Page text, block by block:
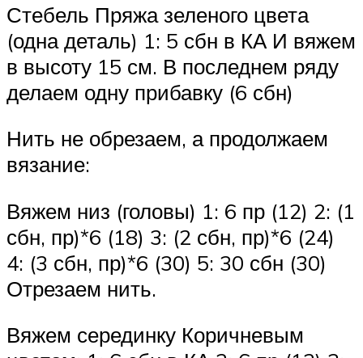
Стебель Пряжа зеленого цвета
(одна деталь) 1: 5 сбн в КА И вяжем
в высоту 15 см. В последнем ряду
делаем одну прибавку (6 сбн)
Нить не обрезаем, а продолжаем
вязание:
Вяжем низ (головы) 1: 6 пр (12) 2: (1
сбн, пр)*6 (18) 3: (2 сбн, пр)*6 (24)
4: (3 сбн, пр)*6 (30) 5: 30 сбн (30)
Отрезаем нить.
Вяжем серединку Коричневым